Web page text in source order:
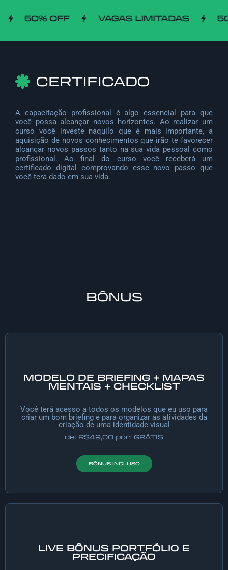
CERTIFICADO
A capacitação profissional é algo essencial para que
você possa alcançar novos horizontes. Ao realizar um
curso você investe naquilo que é mais importante, a
aquisição de novos conhecimentos que irão te favorecer
alcançar novos passos tanto na sua vida pessoal como
profissional. Ao final do curso você receberá um
certificado digital comprovando esse novo passo que
você terá dado em sua vida.
BÔNUS
MODELO DE BRIEFING + MAPAS
MENTAIS + CHECKLIST
Você terá acesso a todos os modelos que eu uso para
criar um bom briefing e para organizar as atividades da
criação de uma identidade visual
de: R$49,00 por: GRÁTIS
BÔNUS INCLUSO
LIVE BÔNUS PORTFÓLIO E
PRECIFICAÇÃO